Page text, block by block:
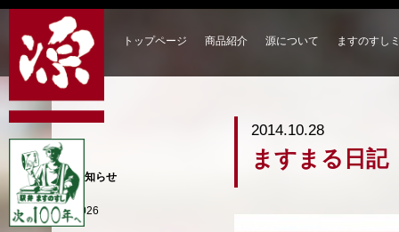
トップページ 商品紹介 源について ますのすし
2014.10.28
ますまる日記
お知らせ
2026